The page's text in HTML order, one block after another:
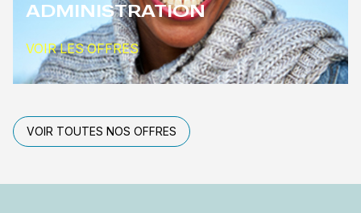
ADMINISTRATION
VOIR LES OFFRES
VOIR TOUTES NOS OFFRES